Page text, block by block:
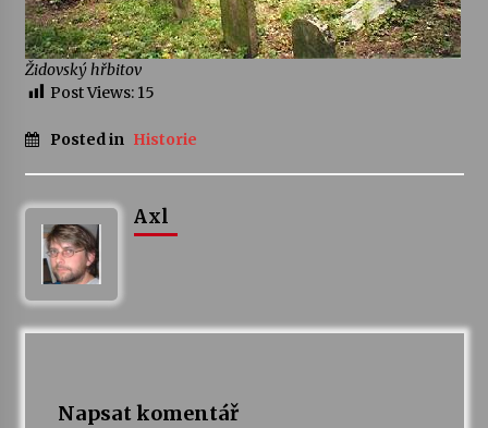
Židovský hřbitov
Post Views: 15
Posted in Historie
Axl
Napsat komentář